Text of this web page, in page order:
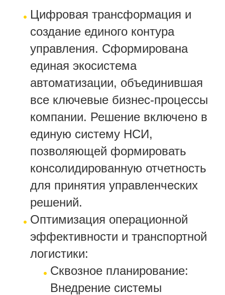
Цифровая трансформация и
создание единого контура
управления. Сформирована
единая экосистема
автоматизации, объединившая
все ключевые бизнес-процессы
компании. Решение включено в
единую систему НСИ,
позволяющей формировать
консолидированную отчетность
для принятия управленческих
решений.
Оптимизация операционной
эффективности и транспортной
логистики:
Сквозное планирование:
Внедрение системы